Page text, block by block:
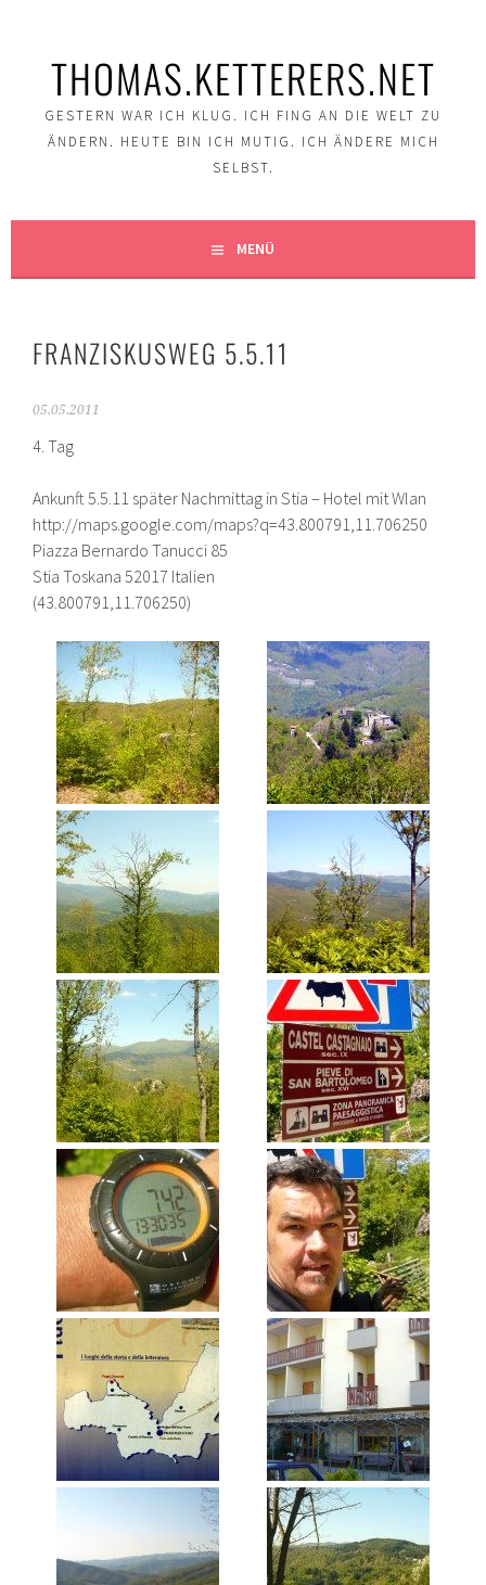
THOMAS.KETTERERS.NET
GESTERN WAR ICH KLUG. ICH FING AN DIE WELT ZU
ÄNDERN. HEUTE BIN ICH MUTIG. ICH ÄNDERE MICH
SELBST.
MENÜ
FRANZISKUSWEG 5.5.11
05.05.2011
4. Tag
Ankunft 5.5.11 später Nachmittag in Stia – Hotel mit Wlan
http://maps.google.com/maps?q=43.800791,11.706250
Piazza Bernardo Tanucci 85
Stia Toskana 52017 Italien
(43.800791,11.706250)